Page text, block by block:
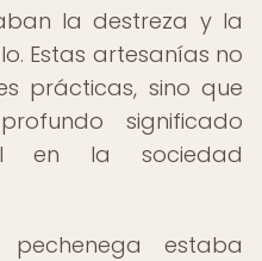
la destreza y la
Estas artesanías no
prácticas, sino que
significado
en la sociedad
estaba